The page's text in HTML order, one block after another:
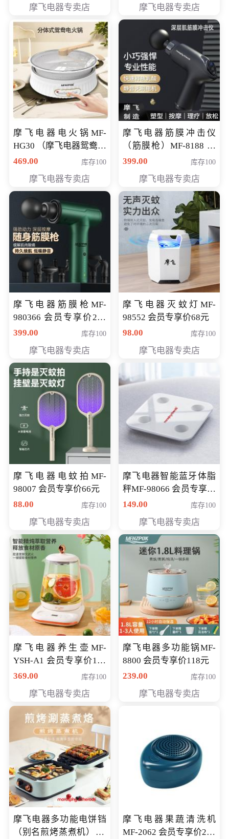
摩飞电器专卖店 摩飞电器专卖店
摩飞电器电火锅MF-
HG30 （摩飞电器鸳鸯锅
MF-HG30 ） 会员专享价
469.00 库存100
摩飞电器专卖店
摩飞电器筋膜冲击仪
（筋膜枪）MF-8188 会
员专享价268元
399.00 库存100
摩飞电器专卖店
摩飞电器筋膜枪MF-
980366 会员专享价299
元
399.00 库存100
摩飞电器专卖店
摩飞电器灭蚊灯MF-
98552 会员专享价68元
98.00
库存100
摩飞电器专卖店
摩飞电器电蚊拍MF-
98007 会员专享价66元
88.00
库存100
摩飞电器专卖店
摩飞电器智能蓝牙体脂
秤MF-98066 会员专享价
98元
149.00 库存100
摩飞电器专卖店
摩飞电器养生壶MF-
YSH-A1 会员专享价198
元
369.00 库存100
摩飞电器专卖店
摩飞电器多功能锅MF-
8800 会员专享价118元
239.00
库存100
摩飞电器专卖店
摩飞电器多功能电饼铛
（别名煎烤蒸煮机） 型
摩飞电器果蔬清洗机
MF-2062 会员专享价268